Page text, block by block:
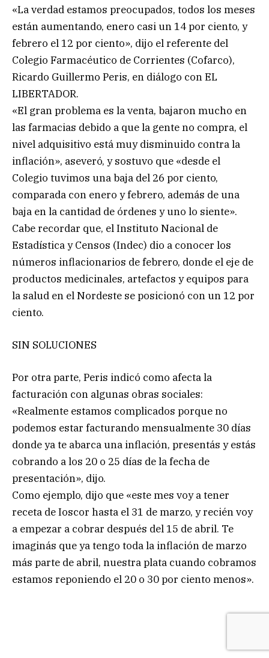
«La verdad estamos preocupados, todos los meses
están aumentando, enero casi un 14 por ciento, y
febrero el 12 por ciento», dijo el referente del
Colegio Farmacéutico de Corrientes (Cofarco),
Ricardo Guillermo Peris, en diálogo con EL
LIBERTADOR.
«El gran problema es la venta, bajaron mucho en
las farmacias debido a que la gente no compra, el
nivel adquisitivo está muy disminuido contra la
inflación», aseveró, y sostuvo que «desde el
Colegio tuvimos una baja del 26 por ciento,
comparada con enero y febrero, además de una
baja en la cantidad de órdenes y uno lo siente».
Cabe recordar que, el Instituto Nacional de
Estadística y Censos (Indec) dio a conocer los
números inflacionarios de febrero, donde el eje de
productos medicinales, artefactos y equipos para
la salud en el Nordeste se posicionó con un 12 por
ciento.
SIN SOLUCIONES
Por otra parte, Peris indicó como afecta la
facturación con algunas obras sociales:
«Realmente estamos complicados porque no
podemos estar facturando mensualmente 30 días
donde ya te abarca una inflación, presentás y estás
cobrando a los 20 o 25 días de la fecha de
presentación», dijo.
Como ejemplo, dijo que «este mes voy a tener
receta de Ioscor hasta el 31 de marzo, y recién voy
a empezar a cobrar después del 15 de abril. Te
imaginás que ya tengo toda la inflación de marzo
más parte de abril, nuestra plata cuando cobramos
estamos reponiendo el 20 o 30 por ciento menos».